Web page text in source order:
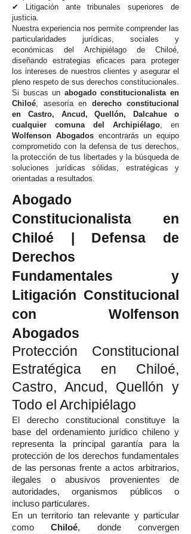
✔ Litigación ante tribunales superiores de
justicia.
Nuestra experiencia nos permite comprender las
particularidades jurídicas, sociales y
económicas del Archipiélago de Chiloé,
diseñando estrategias eficaces para proteger
los intereses de nuestros clientes y asegurar el
pleno respeto de sus derechos constitucionales.
Si buscas un abogado constitucionalista en
Chiloé, asesoría en derecho constitucional
en Castro, Ancud, Quellón, Dalcahue o
cualquier comuna del Archipiélago, en
Wolfenson Abogadosencontrarás un equipo
comprometido con la defensa de tus derechos,
la protección de tus libertades y la búsqueda de
soluciones jurídicas sólidas, estratégicas y
orientadas a resultados.
Abogado
Constitucionalista en
Chiloé | Defensa de
Derechos
Fundamentales y
Litigación Constitucional
con Wolfenson
Abogados
Protección Constitucional
Estratégica en Chiloé,
Castro, Ancud, Quellón y
Todo el Archipiélago
El derecho constitucional constituye la
base del ordenamiento jurídico chileno y
representa la principal garantía para la
protección de los derechos fundamentales
de las personas frente a actos arbitrarios,
ilegales o abusivos provenientes de
autoridades, organismos públicos o
incluso particulares.
En un territorio tan relevante y particular
comoChiloé, donde convergen